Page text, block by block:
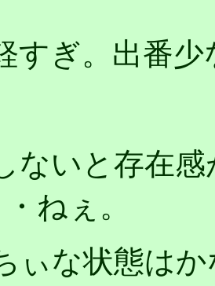
すぎ。出番
ないと存在
ねぇ。
ぃな状態は